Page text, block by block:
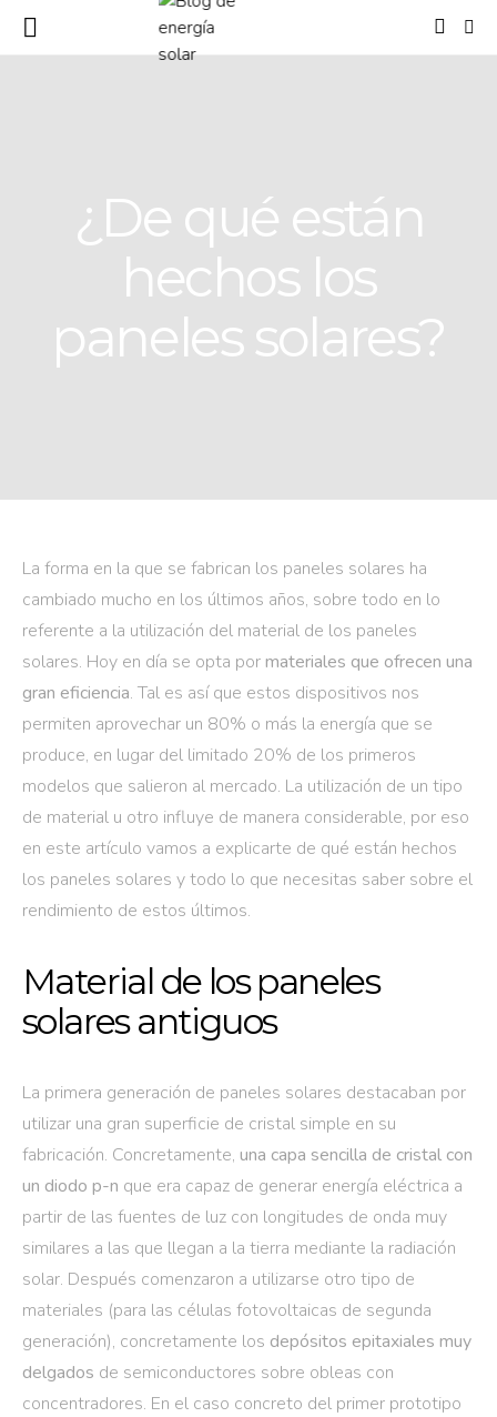
¿De qué están
hechos los
paneles solares?
La forma en la que se fabrican los paneles solares ha
cambiado mucho en los últimos años, sobre todo en lo
referente a la utilización del material de los paneles
solares. Hoy en día se opta pormateriales que ofrecen una
gran eficiencia. Tal es así que estos dispositivos nos
permiten aprovechar un 80% o más la energía que se
produce, en lugar del limitado 20% de los primeros
modelos que salieron al mercado. La utilización de un tipo
de material u otro influye de manera considerable, por eso
en este artículo vamos a explicarte de qué están hechos
los paneles solares y todo lo que necesitas saber sobre el
rendimiento de estos últimos.
Material de los paneles
solares antiguos
La primera generación de paneles solares destacaban por
utilizar una gran superficie de cristal simple en su
fabricación. Concretamente, una capa sencilla de cristal con
un diodo p-n que era capaz de generar energía eléctrica a
partir de las fuentes de luz con longitudes de onda muy
similares a las que llegan a la tierra mediante la radiación
solar. Después comenzaron a utilizarse otro tipo de
materiales (para las células fotovoltaicas de segunda
generación), concretamente los depósitos epitaxiales muy
delgados de semiconductores sobre obleas con
concentradores. En el caso concreto del primer prototipo